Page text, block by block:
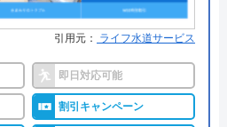
エビマヨ
頂けて助かりました。ト
ス」は、北九州市に本社があ
地に拠点がある水道業者で
得したスタッフが多数在籍し
や北九州市上下水道局などの
引用元： ライフ水道サービス
即日対応可能
割引キャンペーン